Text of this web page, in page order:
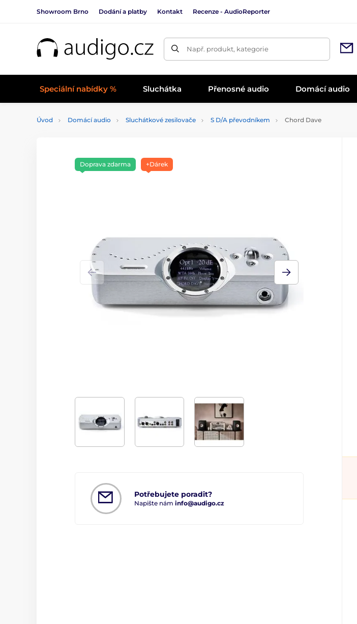
Showroom Brno Dodání a platby Kontakt Recenze - AudioReporter
Např. produkt, kategorie
Speciální nabídky % Sluchátka Přenosné audio Domácí audio
Úvod Domácí audio Sluchátkové zesilovače S D/A převodníkem Chord Dave
Potřebujete poradit?
Napište nám info@audigo.cz
Doprava zdarma +Dárek